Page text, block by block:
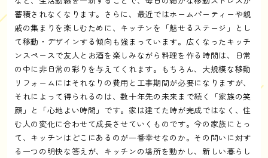
蓄積されなくなります。さらに、最近ではホームパーティーや親
戚の集まりを楽しむために、キッチンを「魅せるステージ」とし
て移動・デザインする傾向も強まっています。広くなったキッチ
ンスペースで友人とお酒を楽しみながら料理を作る時間は、日常
の中に非日常の彩りを与えてくれます。もちろん、大規模な移動
リフォームにはそれなりの費用と工事期間が必要になりますが、
それによって得られるのは、数十年先の未来まで続く「家族の笑
顔」と「心地よい時間」です。家は建てた時が完成ではなく、住
む人の変化に合わせて成長させていくものです。今の家族にとっ
て、キッチンはどこにあるのが一番幸せなのか。その問いに対す
る一つの明快な答えが、キッチンの場所を動かし、新しい暮らし